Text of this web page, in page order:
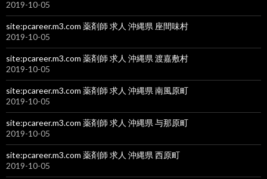
2019-10-05
site:pcareer.m3.com 薬剤師 求人 沖縄県 座間味村
2019-10-05
site:pcareer.m3.com 薬剤師 求人 沖縄県 渡嘉敷村
2019-10-05
site:pcareer.m3.com 薬剤師 求人 沖縄県 南風原町
2019-10-05
site:pcareer.m3.com 薬剤師 求人 沖縄県 与那原町
2019-10-05
site:pcareer.m3.com 薬剤師 求人 沖縄県 西原町
2019-10-05